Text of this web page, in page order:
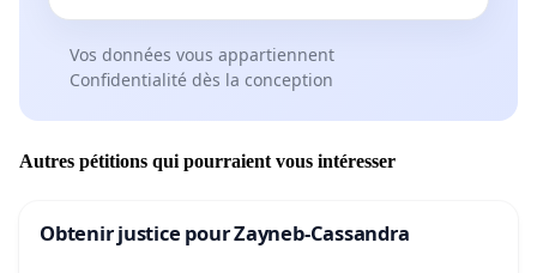
Vos données vous appartiennent
Confidentialité dès la conception
Autres pétitions qui pourraient vous intéresser
Obtenir justice pour Zayneb-Cassandra